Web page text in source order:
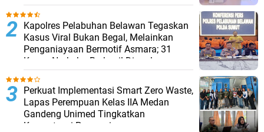
Kapolres Pelabuhan Belawan Tegaskan
Kasus Viral Bukan Begal, Melainkan
Penganiayaan Bermotif Asmara; 31
Kasus Narkoba Berhasil Diungkap
Perkuat Implementasi Smart Zero Waste,
Lapas Perempuan Kelas IIA Medan
Gandeng Unimed Tingkatkan
Kompetensi Pegawai